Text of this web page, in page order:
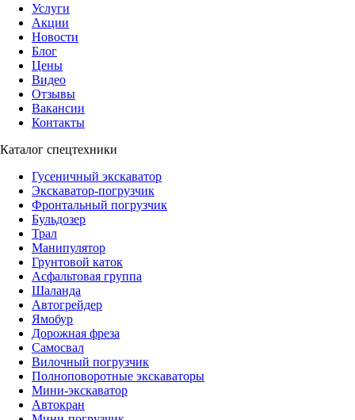
Услуги
Акции
Новости
Блог
Цены
Видео
Отзывы
Вакансии
Контакты
Каталог спецтехники
Гусеничный экскаватор
Экскаватор-погрузчик
Фронтальный погрузчик
Бульдозер
Трал
Манипулятор
Грунтовой каток
Асфальтовая группа
Шаланда
Автогрейдер
Ямобур
Дорожная фреза
Самосвал
Вилочный погрузчик
Полноповоротные экскаваторы
Мини-экскаватор
Автокран